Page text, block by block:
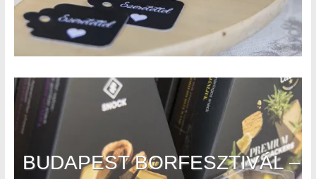
BUDAPEST BORFESZTIVÁL –